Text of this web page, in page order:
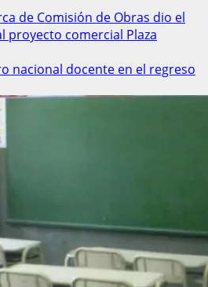
de Comisión de Obras dio el
proyecto comercial Plaza
nacional docente en el regreso